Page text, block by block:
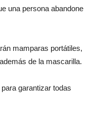
una persona abandone
mamparas portátiles,
de la mascarilla.
garantizar todas